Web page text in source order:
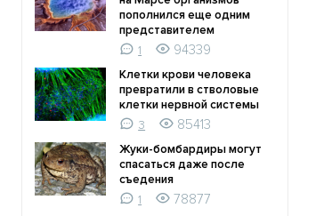
пополнился еще одним
представителем
1
94339
Клетки крови человека
превратили в стволовые
клетки нервной системы
3
85413
Жуки-бомбардиры могут
спасаться даже после
съедения
1
78877